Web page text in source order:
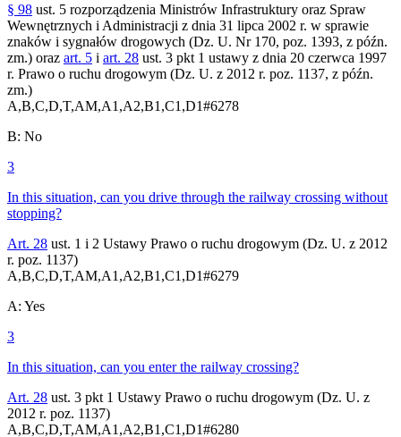
§ 98 ust. 5 rozporządzenia Ministrów Infrastruktury oraz Spraw
Wewnętrznych i Administracji z dnia 31 lipca 2002 r. w sprawie
znaków i sygnałów drogowych (Dz. U. Nr 170, poz. 1393, z późn.
zm.) oraz art. 5 i art. 28 ust. 3 pkt 1 ustawy z dnia 20 czerwca 1997
r. Prawo o ruchu drogowym (Dz. U. z 2012 r. poz. 1137, z późn.
zm.)
A,B,C,D,T,AM,A1,A2,B1,C1,D1#6278
B: No
3
In this situation, can you drive through the railway crossing without
stopping?
Art. 28 ust. 1 i 2 Ustawy Prawo o ruchu drogowym (Dz. U. z 2012
r. poz. 1137)
A,B,C,D,T,AM,A1,A2,B1,C1,D1#6279
A: Yes
3
In this situation, can you enter the railway crossing?
Art. 28 ust. 3 pkt 1 Ustawy Prawo o ruchu drogowym (Dz. U. z
2012 r. poz. 1137)
A,B,C,D,T,AM,A1,A2,B1,C1,D1#6280